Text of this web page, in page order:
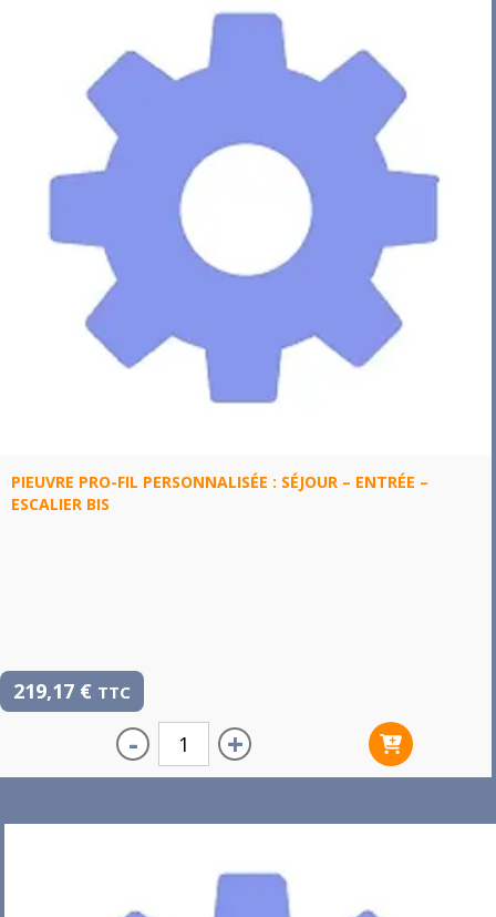
PIEUVRE PRO-FIL PERSONNALISÉE : SÉJOUR – ENTRÉE –
ESCALIER BIS
219,17 € TTC
- +